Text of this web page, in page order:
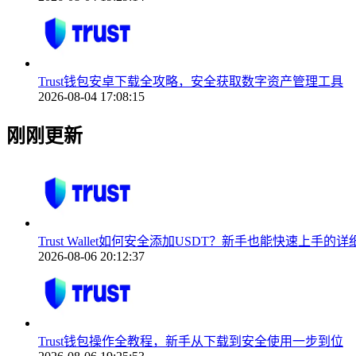
Trust钱包安卓下载全攻略，安全获取数字资产管理工具
2026-08-04 17:08:15
刚刚更新
Trust Wallet如何安全添加USDT？新手也能快速上手的详
2026-08-06 20:12:37
Trust钱包操作全教程，新手从下载到安全使用一步到位